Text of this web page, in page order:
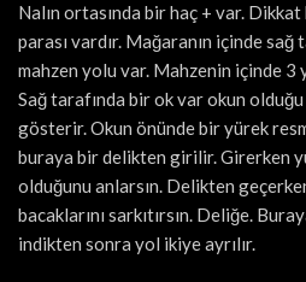
Nalın ortasında bir haç + var.
parası vardır. Mağaranın içinde sağ
mahzen yolu var. Mahzenin içinde 3
Sağ tarafında bir ok var okun
gösterir. Okun önünde bir yürek
buraya bir delikten girilir. Girerken
olduğunu anlarsın. Delikten
bacaklarını sarkıtırsın. Deliğe.
indikten sonra yol ikiye ayrılır.